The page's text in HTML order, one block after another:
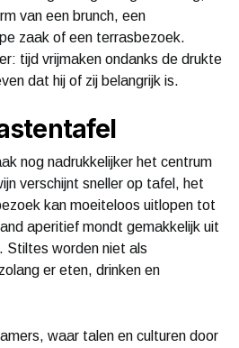
van een brunch, een
zaak of een terrasbezoek.
tijd vrijmaken ondanks de drukte
dat hij of zij belangrijk is.
nog nadrukkelijker het centrum
verschijnt sneller op tafel, het
kan moeiteloos uitlopen tot
aperitief mondt gemakkelijk uit
Stiltes worden niet als
er eten, drinken en
waar talen en culturen door